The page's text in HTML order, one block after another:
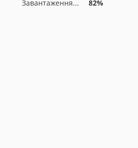
Завантаження... 89%